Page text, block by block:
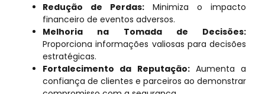
Redução de Perdas: Minimiza o impacto
financeiro de eventos adversos.
Melhoria na Tomada de Decisões:
Proporciona informações valiosas para decisões
estratégicas.
Fortalecimento da Reputação:Aumenta a
confiança de clientes e parceiros ao demonstrar